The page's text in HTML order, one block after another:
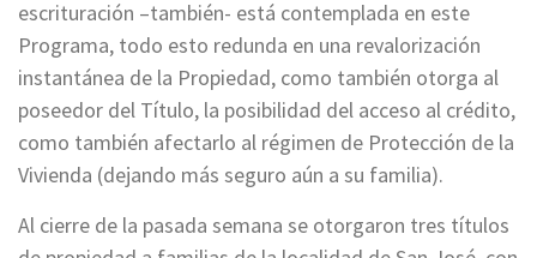
escrituración –también- está contemplada en este
Programa, todo esto redunda en una revalorización
instantánea de la Propiedad, como también otorga al
poseedor del Título, la posibilidad del acceso al crédito,
como también afectarlo al régimen de Protección de la
Vivienda (dejando más seguro aún a su familia).
Al cierre de la pasada semana se otorgaron tres títulos